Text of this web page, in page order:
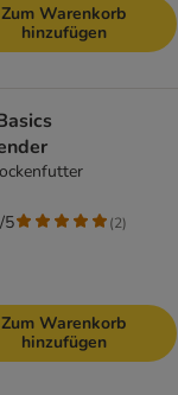
Zum Warenkorb
hinzufügen
5 (2)
Zum Warenkorb
hinzufügen